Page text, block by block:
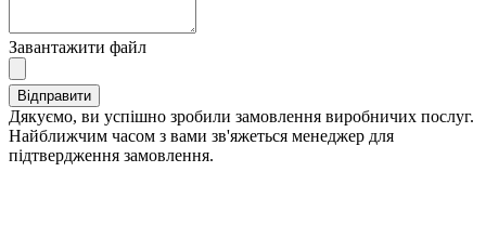
Завантажити файл
Дякуємо, ви успішно зробили замовлення виробничих послуг.
Найближчим часом з вами зв'яжеться менеджер для
підтвердження замовлення.